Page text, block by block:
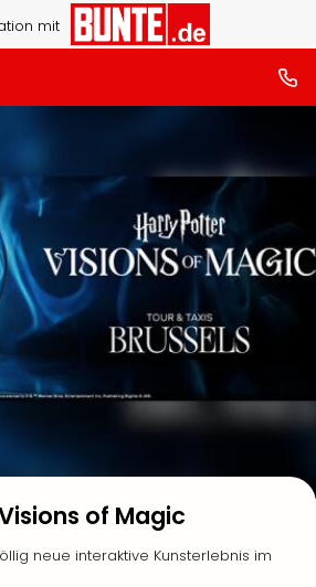
mit
of Magic
neue interaktive Kunsterlebnis im